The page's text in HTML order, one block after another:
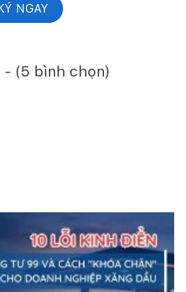
NGAY
- (5 bình chọn)